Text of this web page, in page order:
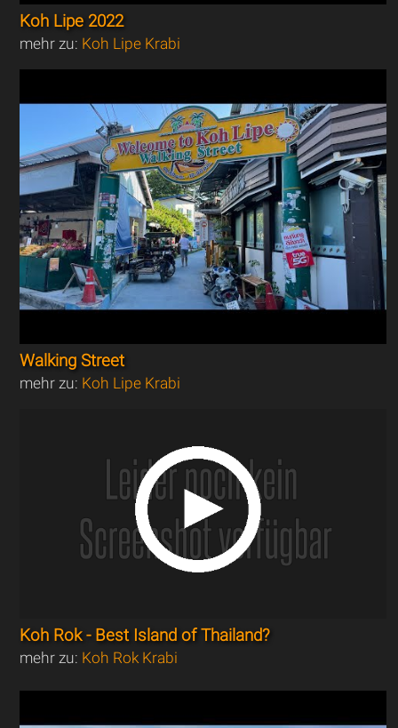
Koh Lipe 2022
mehr zu: Koh Lipe Krabi
Walking Street
mehr zu: Koh Lipe Krabi
Koh Rok - Best Island of Thailand?
mehr zu: Koh Rok Krabi